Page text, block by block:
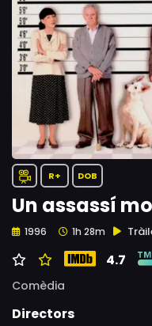
R+ DOB
Un assassí
1996 1h 28m
4.7
Comèdia
Directors